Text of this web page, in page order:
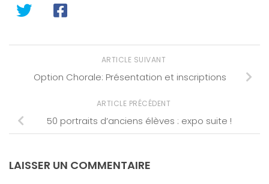
ARTICLE SUIVANT
Option Chorale: Présentation et inscriptions
ARTICLE PRÉCÉDENT
50 portraits d’anciens élèves : expo suite !
LAISSER UN COMMENTAIRE